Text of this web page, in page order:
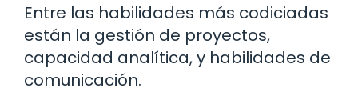
Entre las habilidades más codiciadas
están la gestión de proyectos,
capacidad analítica, y habilidades de
comunicación.